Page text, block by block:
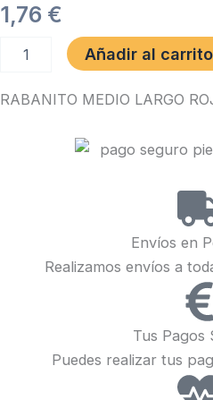
1,76 €
MEDIO
ROJO
Añadir al carrito
RABANITO MEDIO LARGO
Envíos en
Realizamos envíos a
Tus Pagos
Puedes realizar tus